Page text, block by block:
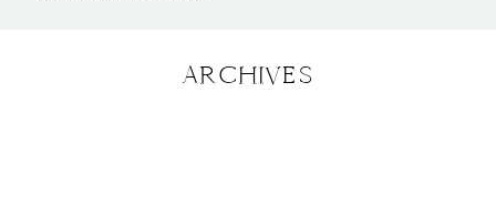
ARCHIVES
BODAS